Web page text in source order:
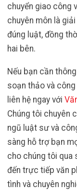
chuyển giao công
chuyên môn là
đúng luật, đồng
hai bên.
Nếu bạn cần
soạn thảo và
liên hệ ngay với
Chúng tôi chuyên
ngũ luật sư và
sàng hỗ trợ bạn
cho chúng tôi qua
đến trực tiếp văn
tình và chuyên